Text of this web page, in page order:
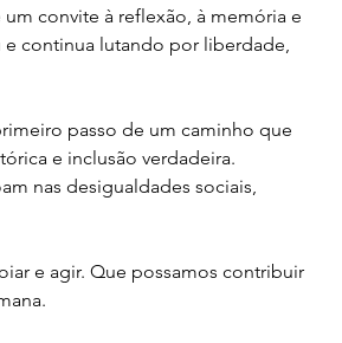
convite à reflexão, à memória e
continua lutando por liberdade,
passo de um caminho que
e inclusão verdadeira.
nas desigualdades sociais,
e agir. Que possamos contribuir